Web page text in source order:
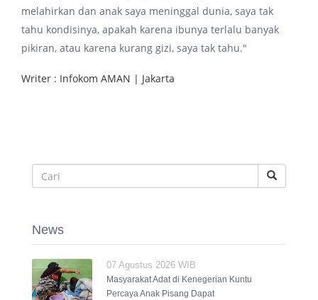
melahirkan dan anak saya meninggal dunia, saya tak
tahu kondisinya, apakah karena ibunya terlalu banyak
pikiran, atau karena kurang gizi, saya tak tahu."
Writer : Infokom AMAN | Jakarta
News
07 Agustus 2026 WIB
Masyarakat Adat di Kenegerian Kuntu
Percaya Anak Pisang Dapat